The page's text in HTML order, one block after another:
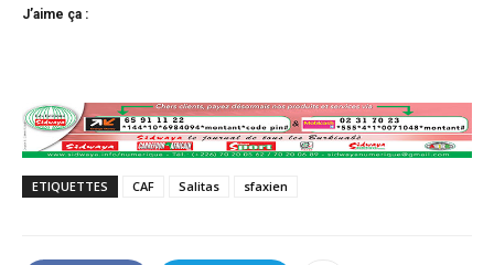
J’aime ça :
ETIQUETTES CAF Salitas sfaxien